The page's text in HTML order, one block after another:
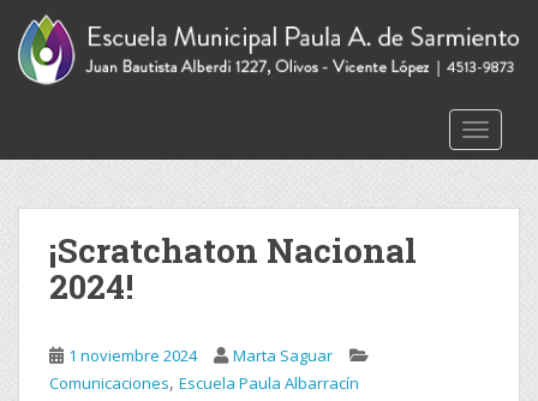
Toggle
¡Scratchaton Nacional
2024!
1 noviembre 2024
Marta Saguar
Comunicaciones, Escuela Paula Albarracín